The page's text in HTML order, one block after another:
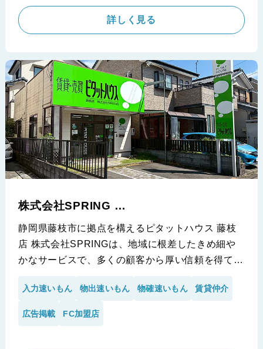
詳しく見る
株式会社SPRING
(ピタットハウス 藤枝店)
静岡県藤枝市に拠点を構えるピタットハウス 藤枝
店 株式会社SPRINGは、地域に根差したきめ細や
かなサービスで、多くの顧客から厚い信頼を得てい
効率化と顧客満足度のさらなる向上を目指し、「速
いもん」シリーズの導入に至りました。今回は、株
入力速いもん 物出速いもん 物確速いもん 賃貸仲介
広告掲載 FC加盟店